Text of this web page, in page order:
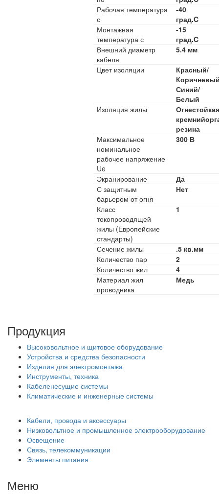
Рабочая температура
с
-40
град.C
Монтажная
температура с
-15
град.C
Внешний диаметр
кабеля
5.4 мм
Цвет изоляции
Красный/
Синий/
Белый
Изоляция жилы
Огнестойкая
резина
Максимальное
номинальное
рабочее напряжение
Ue
300 В
Экранирование
Да
С защитным
барьером от огня
Нет
Класс
токопроводящей
жилы (Европейские
стандарты)
1
Сечение жилы
.5 кв.мм
Количество пар
2
Количество жил
4
Материал жил
проводника
Медь
Продукция
Высоковольтное и щитовое оборудование
Устройства и средства безопасности
Изделия для электромонтажа
Инструменты, техника
Кабеленесущие системы
Климатические и инженерные системы
Кабели, провода и аксессуары
Низковольтное и промышленное электрооборудование
Освещение
Связь, телекоммуникации
Элементы питания
Меню